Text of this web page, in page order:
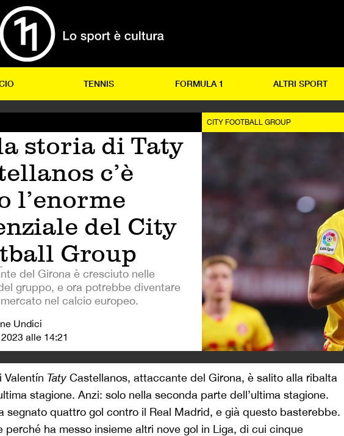
TENNIS FORMULA 1 ALTRI SPORT
storia di Taty
c’è
l’enorme
del City
Group
del Girona è cresciuto nelle
gruppo, e ora potrebbe diventare
nel calcio europeo.
Undici
alle 14:21
CITY FOOTBALL GROUP
Valentín Taty Castellanos, attaccante del Girona, è salito alla ribalta
stagione. Anzi: solo nella seconda parte dell’ultima stagione.
segnato quattro gol contro il Real Madrid, e già questo basterebbe.
perché ha messo insieme altri nove gol in Liga, di cui cinque